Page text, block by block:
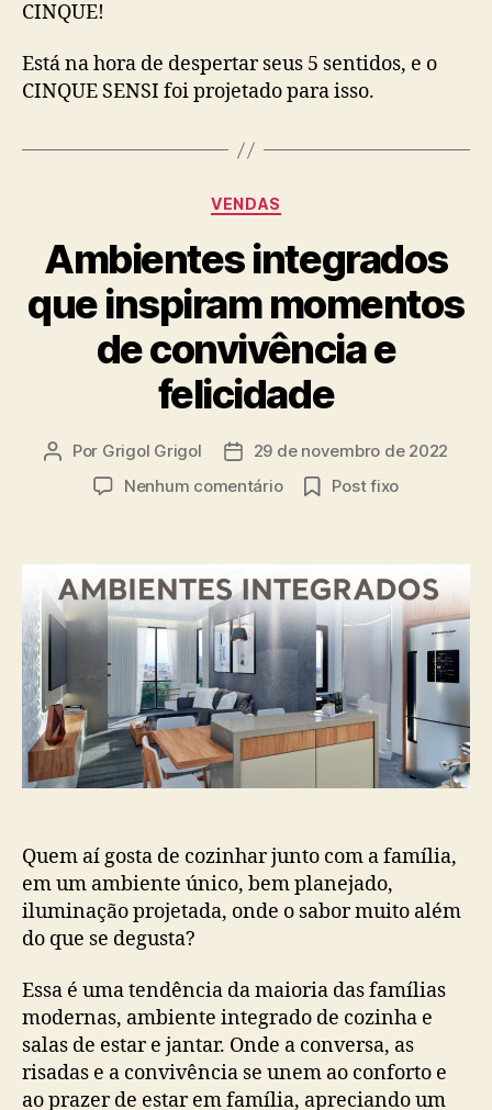
CINQUE!
Está na hora de despertar seus 5 sentidos, e o
CINQUE SENSI foi projetado para isso.
VENDAS
Ambientes integrados
que inspiram momentos
de convivência e
felicidade
Por Grigol Grigol
29 de novembro de 2022
Nenhum comentário
Post fixo
Quem aí gosta de cozinhar junto com a família,
em um ambiente único, bem planejado,
iluminação projetada, onde o sabor muito além
do que se degusta?
Essa é uma tendência da maioria das famílias
modernas, ambiente integrado de cozinha e
salas de estar e jantar. Onde a conversa, as
risadas e a convivência se unem ao conforto e
ao prazer de estar em família, apreciando um